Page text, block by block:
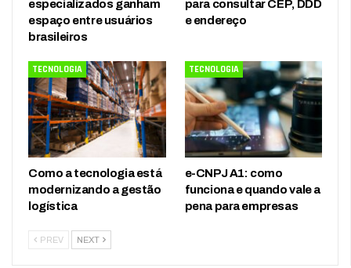
especializados ganham
espaço entre usuários
brasileiros
para consultar CEP, DDD
e endereço
TECNOLOGIA
Como a tecnologia está
modernizando a gestão
logística
TECNOLOGIA
e-CNPJ A1: como
funciona e quando vale a
pena para empresas
PREV NEXT